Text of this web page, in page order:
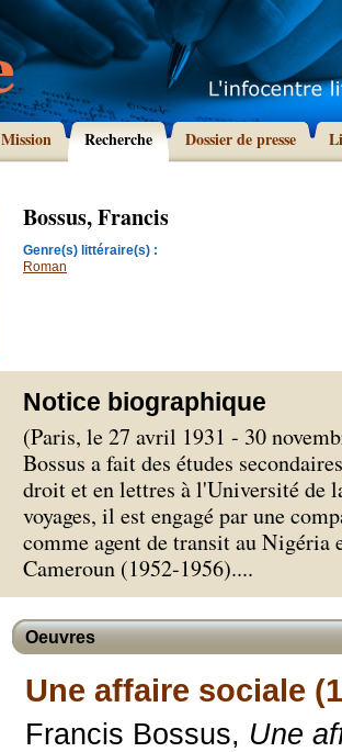
Mission Recherche Dossier de presse
Bossus, Francis
Genre(s) littéraire(s) :
Roman
Notice biographique
(Paris, le 27 avril 1931 - 30
Bossus a fait des études
droit et en lettres à l'Université de
voyages, il est engagé par une
comme agent de transit au Nigéria
Cameroun (1952-1956)....
Oeuvres
Une affaire sociale
Francis Bossus, Une